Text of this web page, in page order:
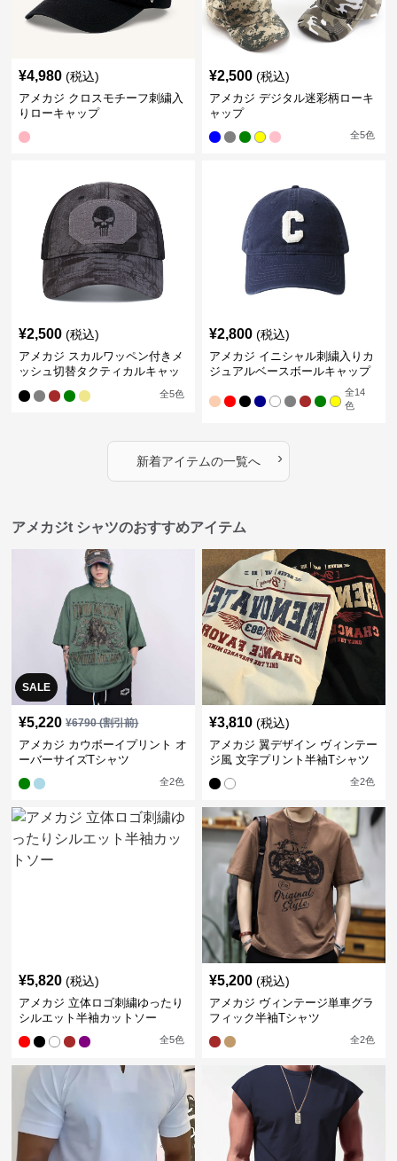
¥4,980 (税込)
アメカジ クロスモチーフ刺繍入
りローキャップ
¥2,500 (税込)
アメカジ デジタル迷彩柄ローキ
ャップ
全5色
¥2,500 (税込)
アメカジ スカルワッペン付きメ
ッシュ切替タクティカルキャッ
全5色
¥2,800 (税込)
アメカジ イニシャル刺繍入りカ
ジュアルベースボールキャップ
全14
色
新着アイテムの一覧へ ›
アメカジt シャツのおすすめアイテム
SALE
¥5,220 ¥6790(割引前)
アメカジ カウボーイプリント オ
ーバーサイズTシャツ
全2色
¥3,810 (税込)
アメカジ 翼デザイン ヴィンテー
ジ風 文字プリント半袖Tシャツ
全2色
¥5,820 (税込)
アメカジ 立体ロゴ刺繍ゆったり
シルエット半袖カットソー
全5色
¥5,200 (税込)
アメカジ ヴィンテージ単車グラ
フィック半袖Tシャツ
全2色